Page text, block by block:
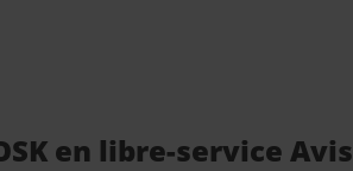
en libre-service Avis